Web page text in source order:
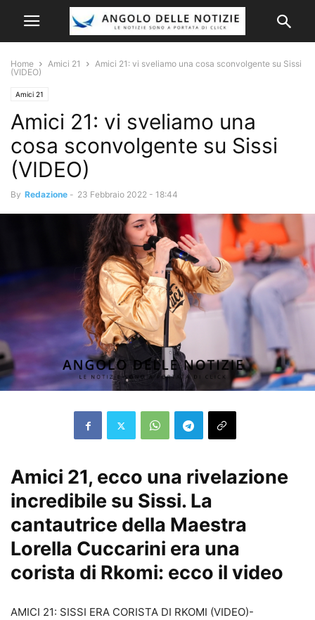
Home Amici 21
Amici 21: vi sveliamo una cosa sconvolgente su Sissi
(VIDEO)
Amici 21
Amici 21: vi sveliamo una
cosa sconvolgente su Sissi
(VIDEO)
By Redazione - 23 Febbraio 2022 - 18:44
Amici 21, ecco una rivelazione
incredibile su Sissi. La
cantautrice della Maestra
Lorella Cuccarini era una
corista di Rkomi: ecco il video
AMICI 21: SISSI ERA CORISTA DI RKOMI (VIDEO)-